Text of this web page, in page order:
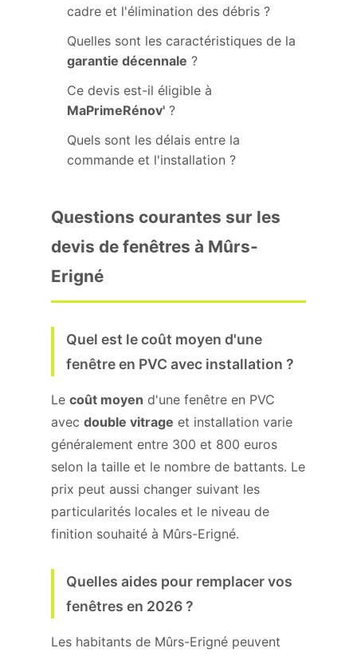
cadre et l'élimination des débris ?
Quelles sont les caractéristiques de la
garantie décennale ?
Ce devis est-il éligible à
MaPrimeRénov' ?
Quels sont les délais entre la
commande et l'installation ?
Questions courantes sur les
devis de fenêtres à Mûrs-
Erigné
Quel est le coût moyen d'une
fenêtre en PVC avec installation ?
Le coût moyen d'une fenêtre en PVC
avec double vitrage et installation varie
généralement entre 300 et 800 euros
selon la taille et le nombre de battants. Le
prix peut aussi changer suivant les
particularités locales et le niveau de
finition souhaité à Mûrs-Erigné.
Quelles aides pour remplacer vos
fenêtres en 2026 ?
Les habitants de Mûrs-Erigné peuvent